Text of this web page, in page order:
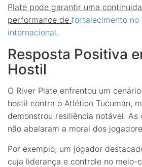
Plate pode garantir uma
performance de fortalecimento no
internacional.
Resposta Positiva
Hostil
O River Plate enfrentou um
hostil contra o Atlético Tucumán,
demonstrou resiliência notável. As
não abalaram a moral dos
Por exemplo, um jogador
cuja liderança e controle no meio-